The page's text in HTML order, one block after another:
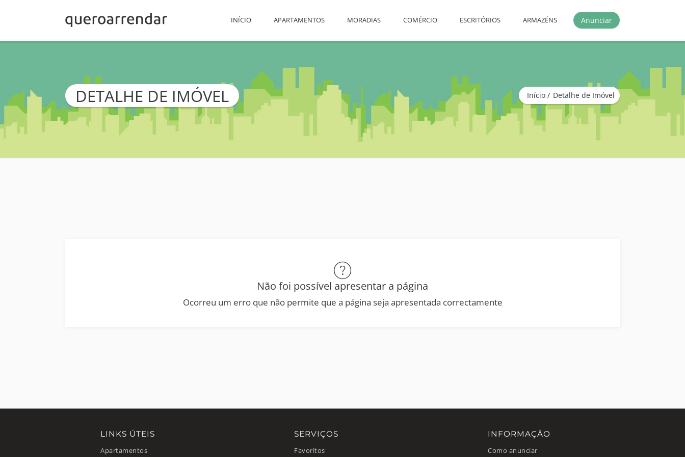
Anunciar
INÍCIO APARTAMENTOS MORADIAS COMÉRCIO ESCRITÓRIOS ARMAZÉNS
DETALHE DE IMÓVEL Início Detalhe de Imóvel
Não foi possível apresentar a página
Ocorreu um erro que não permite que a página seja apresentada correctamente
LINKS ÚTEIS
Apartamentos
SERVIÇOS
Favoritos
INFORMAÇÃO
Como anunciar